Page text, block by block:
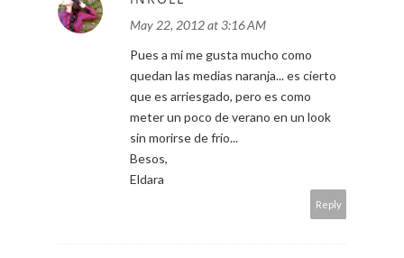
May 22, 2012 at 3:16 AM
Pues a mi me gusta mucho como
quedan las medias naranja... es cierto
que es arriesgado, pero es como
meter un poco de verano en un look
sin morirse de frío...
Besos,
Eldara
Reply